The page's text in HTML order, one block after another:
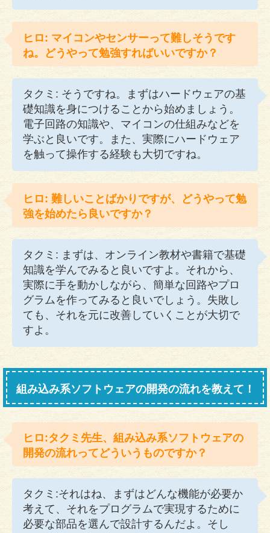
ヒロ: マイコンやセンサーって難しそうです
ね。どうやって勉強すればいいですか？
タクミ: そうですね。まずはハードウェアの基
礎知識を身につけることから始めましょう。
電子回路の知識や、マイコンの仕組みなどを
学ぶと良いです。また、実際にハードウェア
を触って操作する経験も大切ですね。
ヒロ: 難しいことばかりですが、どうやって勉
強を始めたら良いですか？
タクミ: まずは、オンライン教材や書籍で基礎
知識を学んでみると良いですよ。それから、
実際に手を動かしながら、簡単な回路やプロ
グラムを作ってみると良いでしょう。失敗し
ても、それを元に改善していくことが大切で
すよ。
組み込み系ソフトウェアの開発の流れを教えて！
ヒロ:タクミ先生、組み込み系ソフトウェアの
開発の流れってどういうものですか？
タクミ:それはね、まずはどんな機能が必要か
考えて、それをプログラムで実現するために
必要な部品を選んで設計するんだよ。そし